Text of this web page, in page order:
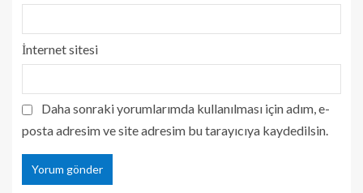
İnternet sitesi
Daha sonraki yorumlarımda kullanılması için adım, e-
posta adresim ve site adresim bu tarayıcıya kaydedilsin.